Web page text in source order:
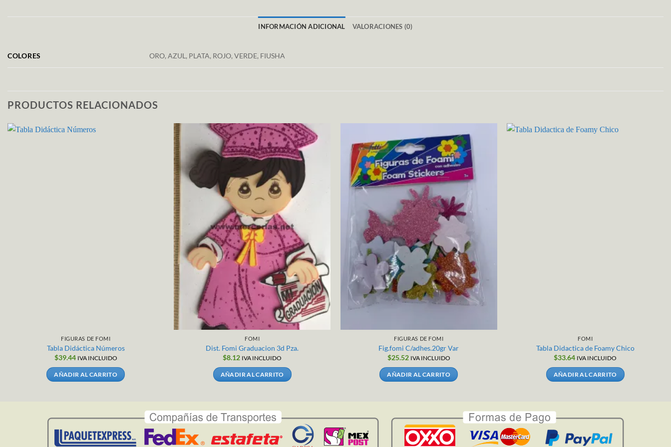
INFORMACIÓN ADICIONAL VALORACIONES (0)
COLORES ORO, AZUL, PLATA, ROJO, VERDE, FIUSHA
PRODUCTOS RELACIONADOS
FIGURAS DE FOMI
Tabla Didáctica Números
$39.44 IVA INCLUIDO
AÑADIR AL CARRITO
FOMI
Dist. Fomi Graduacion 3d Pza.
$8.12 IVA INCLUIDO
AÑADIR AL CARRITO
FIGURAS DE FOMI
Fig.fomi C/adhes.20gr Var
$25.52 IVA INCLUIDO
AÑADIR AL CARRITO
FOMI
Tabla Didactica de Foamy Chico
$33.64 IVA INCLUIDO
AÑADIR AL CARRITO